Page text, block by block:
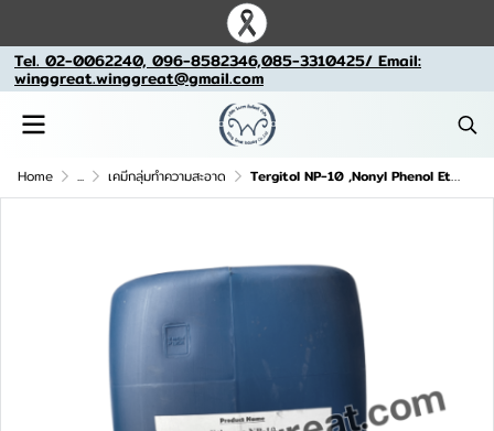
Tel. 02-0062240, 096-8582346,085-3310425/ Email:
winggreat.winggreat@gmail.com
Home ... เคมีกลุ่มทำความสะอาด Tergitol NP-10 ,Nonyl Phenol Ethoxylate-NPE (NP10) ,เอ็นพี10